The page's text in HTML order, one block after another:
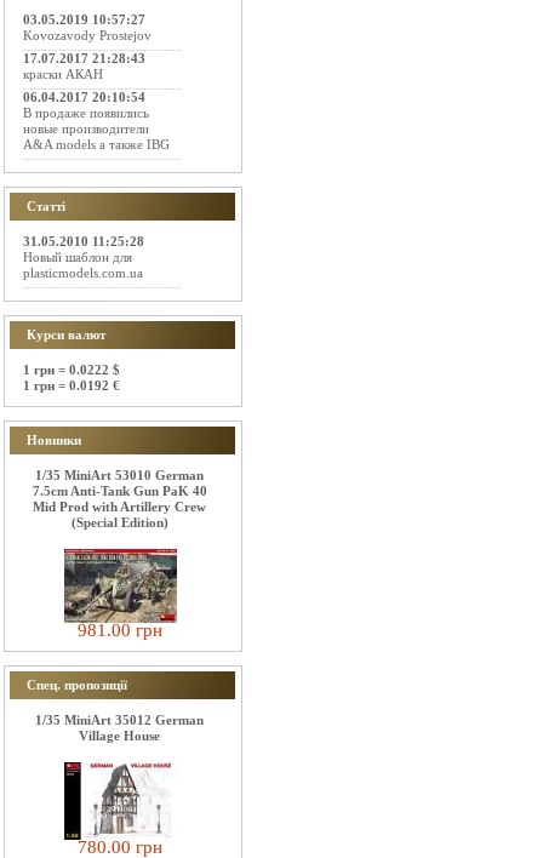
03.05.2019 10:57:27
Kovozavody Prostejov
17.07.2017 21:28:43
краски АКАН
06.04.2017 20:10:54
В продаже появились
новые производители
A&A models а также IBG
Статті
31.05.2010 11:25:28
Новый шаблон для
plasticmodels.com.ua
Курси валют
1 грн = 0.0222 $
1 грн = 0.0192 €
Новинки
1/35 MiniArt 53010 German
7.5cm Anti-Tank Gun PaK 40
Mid Prod with Artillery Crew
(Special Edition)
981.00 грн
Спец. пропозиції
1/35 MiniArt 35012 German
Village House
780.00 грн